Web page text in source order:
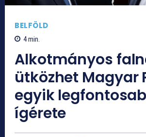
BELFÖLD
4min.
Alkotmányos
ütközhet Magyar
egyik
ígérete